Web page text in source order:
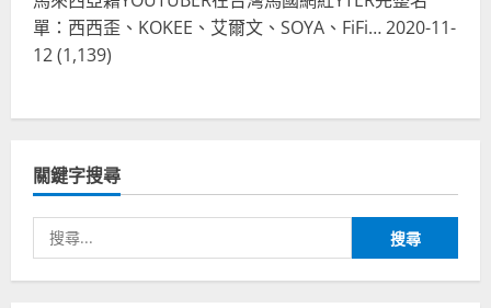
單：西西歪、KOKEE、艾爾文、SOYA、FiFi…2020-11-
12(1,139)
關鍵字搜尋
尋
關
泰豐受歡迎台灣米其林餐廳！加州賭
城西雅圖分店排隊人潮影片盤點
1 2024-02-06
台灣餐飲在全球 尚未分類
奧地利人愛喝珍奶、波霸奶茶奧地利